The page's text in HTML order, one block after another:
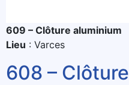
609 – Clôture aluminium
Lieu : Varces
608 – Clôture